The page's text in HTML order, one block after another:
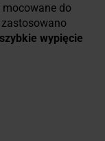
mocowane do
szybkie wypięcie